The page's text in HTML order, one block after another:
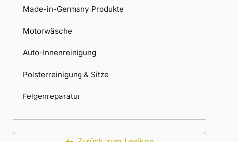
Made-in-Germany Produkte
Motorwäsche
Auto-Innenreinigung
Polsterreinigung & Sitze
Felgenreparatur